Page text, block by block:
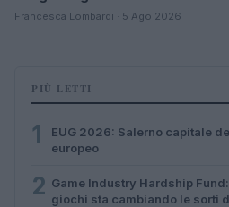
Francesca Lombardi · 5 Ago 2026
PIÙ LETTI
1
EUG 2026: Salerno capitale
europeo
2 Game Industry Hardship
giochi sta cambiando le sorti